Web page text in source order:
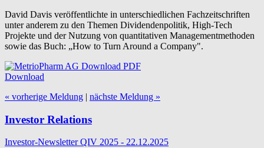
David Davis veröffentlichte in unterschiedlichen Fachzeitschriften
unter anderem zu den Themen Dividendenpolitik, High-Tech
Projekte und der Nutzung von quantitativen Managementmethoden
sowie das Buch: „How to Turn Around a Company".
Download
« vorherige Meldung | nächste Meldung »
Investor Relations
Investor-Newsletter QIV 2025 - 22.12.2025